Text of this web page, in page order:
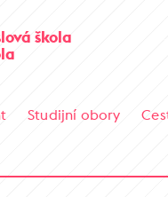
škola
Studijní obory